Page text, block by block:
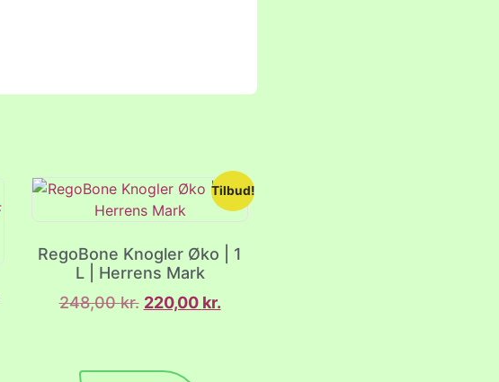
Tilbud!
RegoBone Knogler Øko | 1
L | Herrens Mark
248,00kr. 220,00 kr.